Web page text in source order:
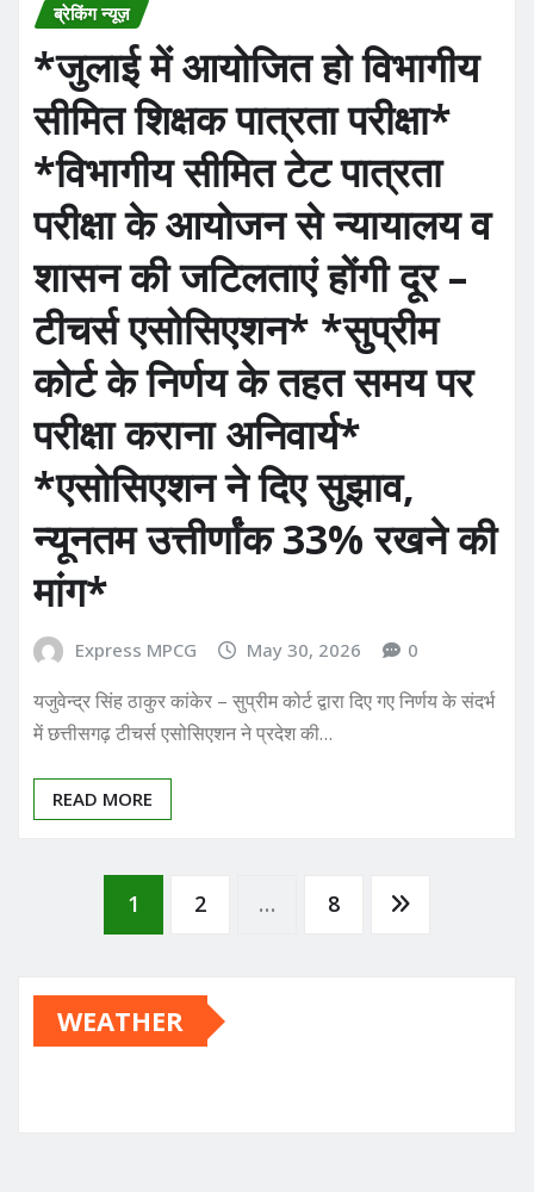
ब्रेकिंग न्यूज़
*जुलाई में आयोजित हो विभागीय
सीमित शिक्षक पात्रता परीक्षा*
*विभागीय सीमित टेट पात्रता
परीक्षा के आयोजन से न्यायालय व
शासन की जटिलताएं होंगी दूर –
टीचर्स एसोसिएशन* *सुप्रीम
कोर्ट के निर्णय के तहत समय पर
परीक्षा कराना अनिवार्य*
*एसोसिएशन ने दिए सुझाव,
न्यूनतम उत्तीर्णांक 33% रखने की
मांग*
Express MPCG May 30, 2026 0
यजुवेन्द्र सिंह ठाकुर कांकेर – सुप्रीम कोर्ट द्वारा दिए गए निर्णय के संदर्भ
में छत्तीसगढ़ टीचर्स एसोसिएशन ने प्रदेश की…
READ MORE
Posts
pagination
1 2 … 8
WEATHER